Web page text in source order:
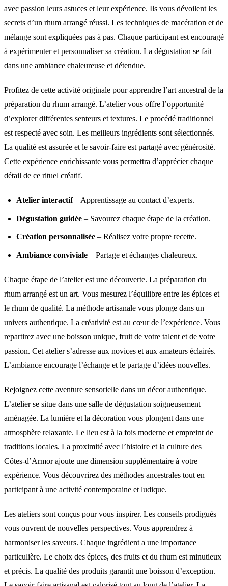
avec passion leurs astuces et leur expérience. Ils vous dévoilent les
secrets d’un rhum arrangé réussi. Les techniques de macération et de
mélange sont expliquées pas à pas. Chaque participant est encouragé
à expérimenter et personnaliser sa création. La dégustation se fait
dans une ambiance chaleureuse et détendue.
Profitez de cette activité originale pour apprendre l’art ancestral de la
préparation du rhum arrangé. L’atelier vous offre l’opportunité
d’explorer différentes senteurs et textures. Le procédé traditionnel
est respecté avec soin. Les meilleurs ingrédients sont sélectionnés.
La qualité est assurée et le savoir-faire est partagé avec générosité.
Cette expérience enrichissante vous permettra d’apprécier chaque
détail de ce rituel créatif.
Atelier interactif– Apprentissage au contact d’experts.
Dégustation guidée – Savourez chaque étape de la création.
Création personnalisée – Réalisez votre propre recette.
Ambiance conviviale – Partage et échanges chaleureux.
Chaque étape de l’atelier est une découverte. La préparation du
rhum arrangé est un art. Vous mesurez l’équilibre entre les épices et
le rhum de qualité. La méthode artisanale vous plonge dans un
univers authentique. La créativité est au cœur de l’expérience. Vous
repartirez avec une boisson unique, fruit de votre talent et de votre
passion. Cet atelier s’adresse aux novices et aux amateurs éclairés.
L’ambiance encourage l’échange et le partage d’idées nouvelles.
Rejoignez cette aventure sensorielle dans un décor authentique.
L’atelier se situe dans une salle de dégustation soigneusement
aménagée. La lumière et la décoration vous plongent dans une
atmosphère relaxante. Le lieu est à la fois moderne et empreint de
traditions locales. La proximité avec l’histoire et la culture des
Côtes-d’Armor ajoute une dimension supplémentaire à votre
expérience. Vous découvrirez des méthodes ancestrales tout en
participant à une activité contemporaine et ludique.
Les ateliers sont conçus pour vous inspirer. Les conseils prodigués
vous ouvrent de nouvelles perspectives. Vous apprendrez à
harmoniser les saveurs. Chaque ingrédient a une importance
particulière. Le choix des épices, des fruits et du rhum est minutieux
et précis. La qualité des produits garantit une boisson d’exception.